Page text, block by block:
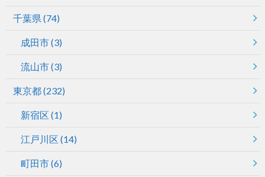
千葉県 (74)
成田市(3)
流山市(3)
東京都(232)
新宿区 (1)
江戸川区 (14)
町田市(6)